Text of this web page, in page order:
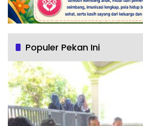
Populer Pekan Ini